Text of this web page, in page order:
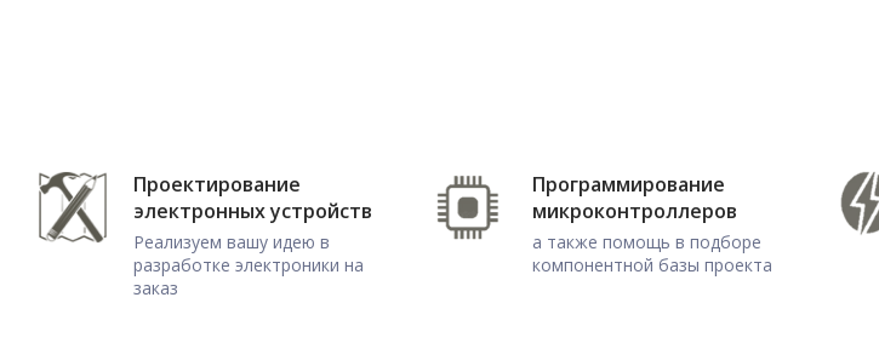
Проектирование
электронных устройств
Реализуем вашу идею в
разработке электроники на
заказ
Программирование
микроконтроллеров
а также помощь в подборе
компонентной базы проекта